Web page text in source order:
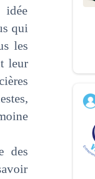
qui
les
leur
des